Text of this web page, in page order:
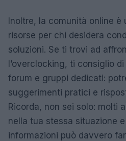
Inoltre, la comunità online è
risorse per chi desidera
soluzioni. Se ti trovi ad
l’overclocking, ti consiglio
forum e gruppi dedicati:
suggerimenti pratici e
Ricorda, non sei solo: molti
nella tua stessa situazione
informazioni può davvero